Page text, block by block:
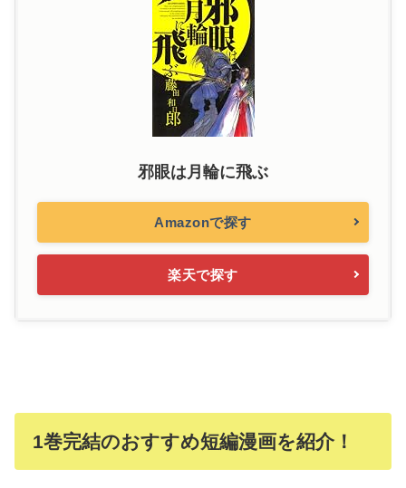
邪眼は月輪に飛ぶ
Amazonで探す
楽天で探す
1巻完結のおすすめ短編漫画を紹介！